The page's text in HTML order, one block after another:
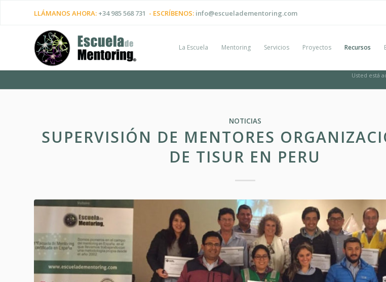
LLÁMANOS AHORA: +34 985 568 731 - ESCRÍBENOS: info@escueladementoring.com
La Escuela Mentoring Servicios Proyectos Recursos
Usted está
NOTICIAS
SUPERVISIÓN DE MENTORES
DE TISUR EN PERU